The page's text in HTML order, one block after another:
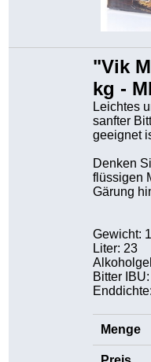
"Vik
kg -
Leichtes
sanfter
geeignet
Denken
flüssigen
Gärung
Gewicht:
Liter: 23
Bitter